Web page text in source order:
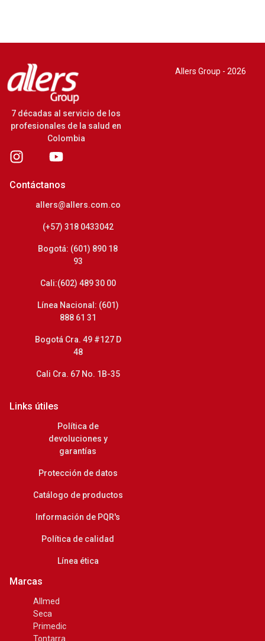
7 décadas al servicio de los
profesionales de la salud en
Colombia
Contáctanos
allers@allers.com.co
(+57) 318 0433042
Bogotá: (601) 890 18
93
Cali:(602) 489 30 00
Línea Nacional: (601)
888 61 31
Bogotá Cra. 49 #127 D
48
Cali Cra. 67 No. 1B-35
Links útiles
Política de
devoluciones y
garantías
Protección de datos
Catálogo de productos
Información de PQR's
Política de calidad
Línea ética
Marcas
Allmed
Seca
Primedic
Tontarra
Allers Group - 2026